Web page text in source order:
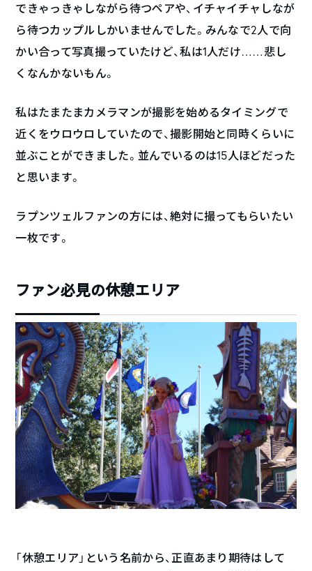
できゃっきゃしながら待つペアや、イチャイチャしなが
ら待つカップルしかいませんでした。みんなで2人で向
かい合って写真撮っていたけど、私は1人だけ……悲し
くなんかないもん。
私はたまたまカメラマンが撮影を始めるタイミングで
近くをウロウロしていたので、撮影開始と同時くらいに
並ぶことができました。並んでいるのは15人ほどだった
と思います。
ラプンツェルファンの方には、絶対に撮ってもらいたい
一枚です。
ファン必見の休憩エリア
「休憩エリア」という名前から、正直あまり期待はして